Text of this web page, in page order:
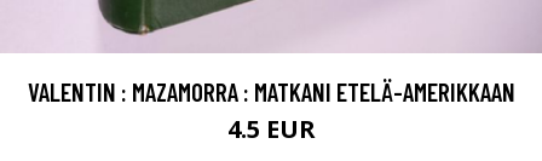
VALENTIN : MAZAMORRA : MATKANI ETELÄ-AMERIKKAAN
4.5 EUR